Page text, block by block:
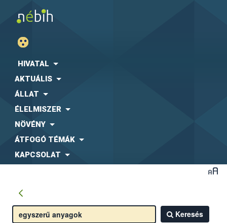
HIVATAL
AKTUÁLIS
ÁLLAT
ÉLELMISZER
NÖVÉNY
ÁTFOGÓ TÉMÁK
KAPCSOLAT
Keresés